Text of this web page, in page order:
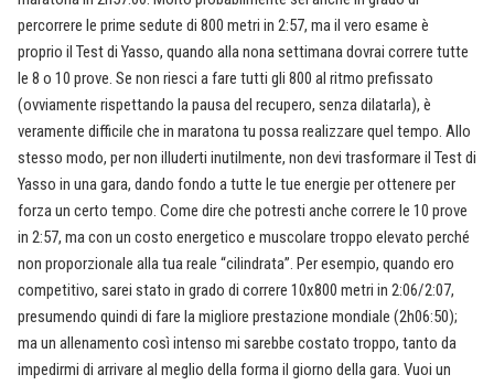
percorrere le prime sedute di 800 metri in 2:57, ma il vero esame è
proprio il Test di Yasso, quando alla nona settimana dovrai correre tutte
le 8 o 10 prove. Se non riesci a fare tutti gli 800 al ritmo prefissato
(ovviamente rispettando la pausa del recupero, senza dilatarla), è
veramente difficile che in maratona tu possa realizzare quel tempo. Allo
stesso modo, per non illuderti inutilmente, non devi trasformare il Test di
Yasso in una gara, dando fondo a tutte le tue energie per ottenere per
forza un certo tempo. Come dire che potresti anche correre le 10 prove
in 2:57, ma con un costo energetico e muscolare troppo elevato perché
non proporzionale alla tua reale “cilindrata”. Per esempio, quando ero
competitivo, sarei stato in grado di correre 10x800 metri in 2:06/2:07,
presumendo quindi di fare la migliore prestazione mondiale (2h06:50);
ma un allenamento così intenso mi sarebbe costato troppo, tanto da
impedirmi di arrivare al meglio della forma il giorno della gara. Vuoi un